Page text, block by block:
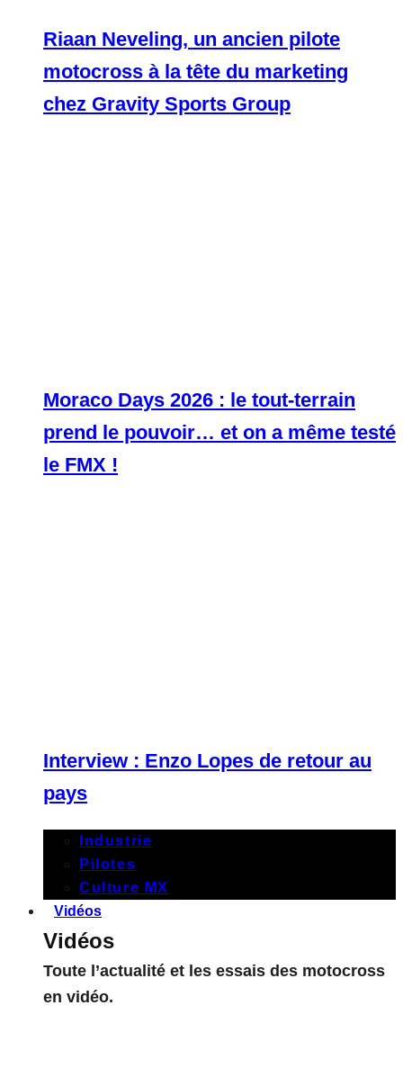
Riaan Neveling, un ancien pilote
motocross à la tête du marketing
chez Gravity Sports Group
Moraco Days 2026 : le tout-terrain
prend le pouvoir… et on a même testé
le FMX !
Interview : Enzo Lopes de retour au
pays
Industrie
Pilotes
Culture MX
Vidéos
Vidéos
Toute l’actualité et les essais des motocross
en vidéo.